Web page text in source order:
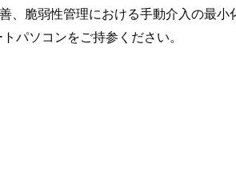
、脆弱性管理における手動介入の最小
パソコンをご持参ください。